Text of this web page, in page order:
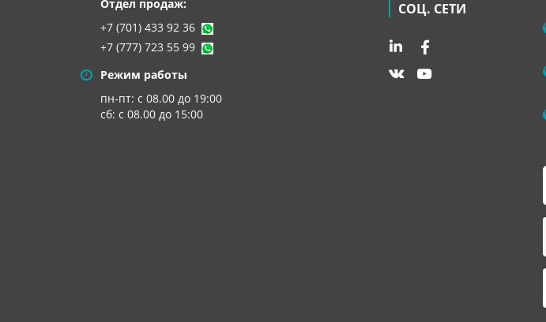
Отдел продаж:
+7 (701) 433 92 36
+7 (777) 723 55 99
Режим работы
пн-пт: с 08.00 до 19:00
сб: с 08.00 до 15:00
СОЦ. СЕТИ